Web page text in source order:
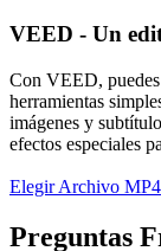
VEED - Un
Con VEED,
herramientas
imágenes y
efectos especiales
Elegir Archivo MP4
Preguntas